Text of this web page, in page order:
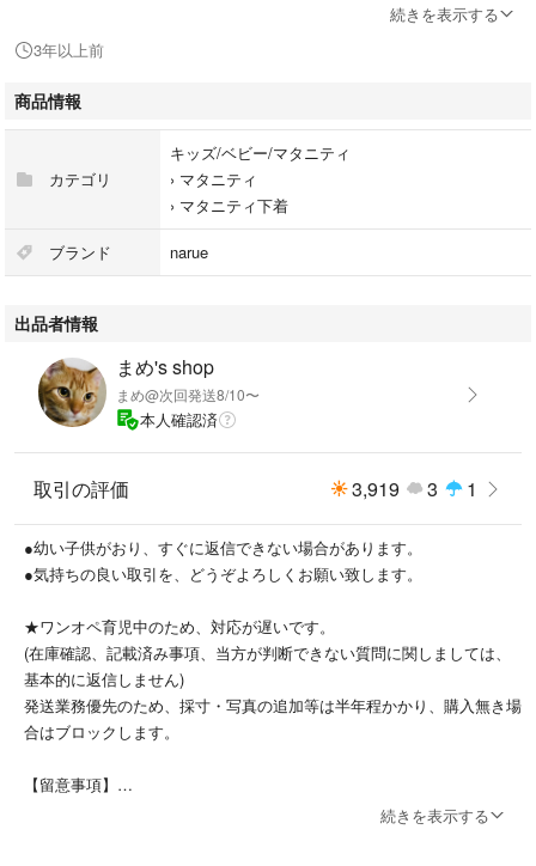
#ミニマメ店 ←当ショップ内検索用
#ローズマダム #快適温感ブラ ブラ 授乳用ブラ ボーダー ノンワイヤー マ
タニティ マタニティブラ 授乳 ウィンドウオープン 前開き ハーフトッ
続きを表示する
3年以上前
商品情報
カテゴリ
キッズ/ベビー/マタニティ
› マタニティ
› マタニティ下着
ブランド narue
出品者情報
まめ's shop
まめ@次回発送8/10〜
本人確認済
取引の評価 3,919 3 1
●幼い子供がおり、すぐに返信できない場合があります。
●気持ちの良い取引を、どうぞよろしくお願い致します。
★ワンオペ育児中のため、対応が遅いです。
(在庫確認、記載済み事項、当方が判断できない質問に関しましては、
基本的に返信しません)
発送業務優先のため、採寸・写真の追加等は半年程かかり、購入無き場
合はブロックします。
【留意事項】
続きを表示する